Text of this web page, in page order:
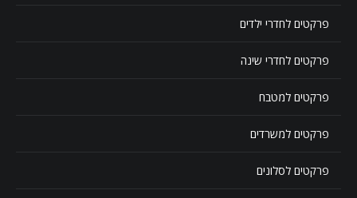
פרקטים לחדרי ילדים
פרקטים לחדרי שינה
פרקטים למטבח
פרקטים למשרדים
פרקטים לסלונים